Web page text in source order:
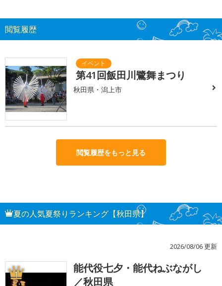
閲覧履歴
第41回飯田川鷺舞まつり
秋田県・潟上市
閲覧履歴をもっと見る
夏の人気夏祭りランキング【秋田県】
2026/08/06 更新
1
能代役七夕・能代ねぶながし
／秋田県